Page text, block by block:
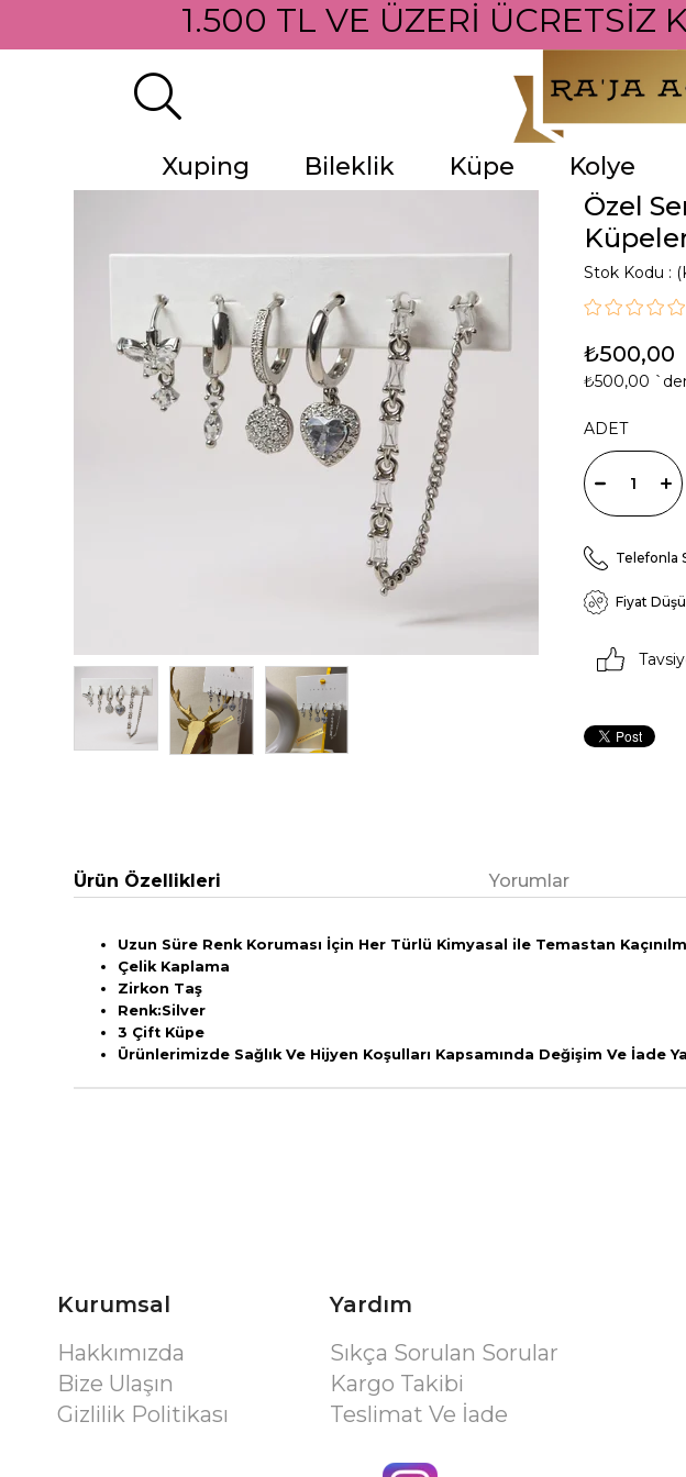
1.500 TL VE ÜZERİ ÜCRETSİZ
Xuping Bileklik Küpe Kolye
Özel
Stok Kodu
₺500,00
₺500,00
ADET
Telefonla
Fiyat
Ürün Özellikleri Yorumlar
Uzun Süre Renk Koruması İçin Her Türlü Kimyasal ile Temastan
Çelik Kaplama
Zirkon Taş
Renk:Silver
3 Çift Küpe
Ürünlerimizde Sağlık Ve Hijyen Koşulları Kapsamında Değişim Ve İade
Kurumsal
Hakkımızda
Bize Ulaşın
Gizlilik Politikası
Yardım
Sıkça Sorulan Sorular
Kargo Takibi
Teslimat Ve İade